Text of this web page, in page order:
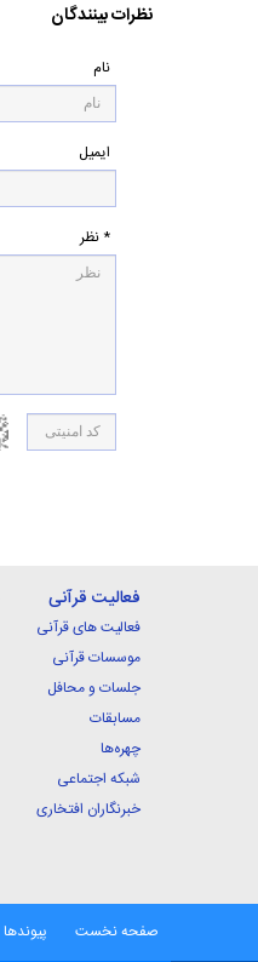
نظرات بینندگان
نام
ایمیل
* نظر
فعالیت قرآنی
فعالیت های قرآنی
موسسات قرآنی
جلسات و محافل
مسابقات
چهره‌ها
شبکه اجتماعی
خبرنگاران افتخاری
صفحه نخست پیوندها